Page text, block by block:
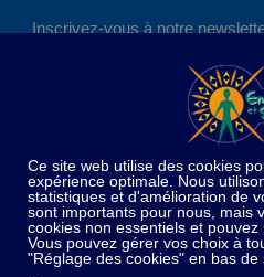
Inscrivez-vous à notre